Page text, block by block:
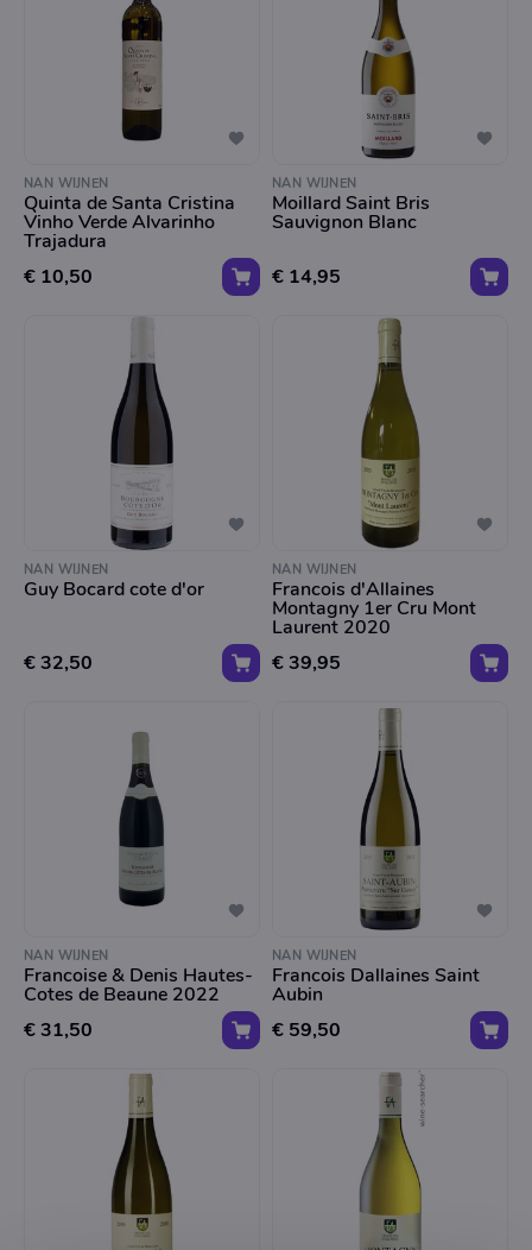
NAN WIJNEN
Quinta de Santa Cristina
Vinho Verde Alvarinho
Trajadura
€ 10,50
NAN WIJNEN
Moillard Saint Bris
Sauvignon Blanc
€ 14,95
NAN WIJNEN
Guy Bocard cote d'or
€ 32,50
NAN WIJNEN
Francois d'Allaines
Montagny 1er Cru Mont
Laurent 2020
€ 39,95
NAN WIJNEN
Francoise & Denis Hautes-
Cotes de Beaune 2022
€ 31,50
NAN WIJNEN
Francois Dallaines Saint
Aubin
€ 59,50